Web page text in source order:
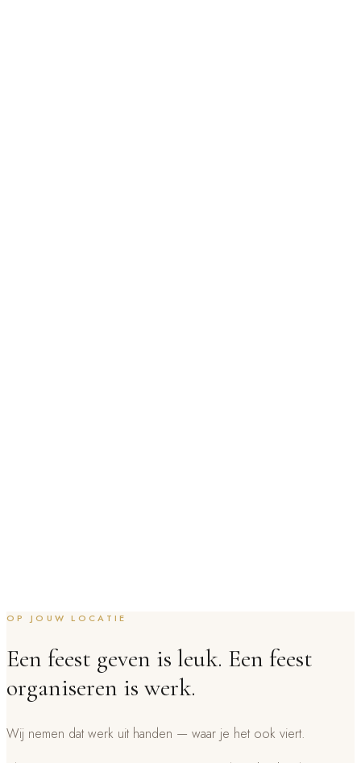
OP JOUW LOCATIE
Een feest geven is leuk. Een feest
organiseren is werk.
Wij nemen dat werk uit handen — waar je het ook viert.